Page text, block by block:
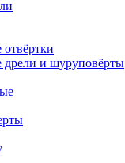
дрели и шуруповёрты